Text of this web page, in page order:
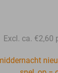
Excl. ca. €2,60